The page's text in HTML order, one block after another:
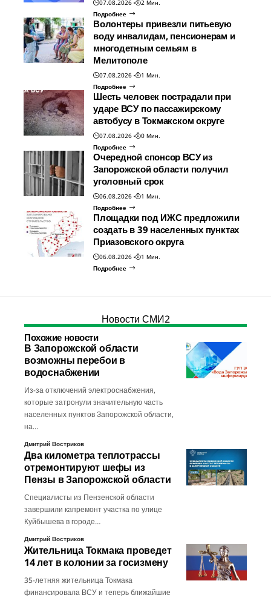
07.08.2026
2 Мин.
Подробнее
Волонтеры привезли питьевую
воду инвалидам, пенсионерам и
многодетным семьям в
Мелитополе
07.08.2026
1 Мин.
Подробнее
Шесть человек пострадали при
ударе ВСУ по пассажирскому
автобусу в Токмакском округе
07.08.2026
0 Мин.
Подробнее
Очередной спонсор ВСУ из
Запорожской области получил
уголовный срок
06.08.2026
1 Мин.
Подробнее
Площадки под ИЖС предложили
создать в 39 населенных пунктах
Приазовского округа
06.08.2026
1 Мин.
Подробнее
Новости СМИ2
Похожие новости
В Запорожской области
возможны перебои в
водоснабжении
Из-за отключений электроснабжения,
которые затронули значительную часть
населенных пунктов Запорожской области,
на…
Дмитрий Востриков
Два километра теплотрассы
отремонтируют шефы из
Пензы в Запорожской области
Специалисты из Пензенской области
завершили капремонт участка по улице
Куйбышева в городе…
Дмитрий Востриков
Жительница Токмака проведет
14 лет в колонии за госизмену
35-летняя жительница Токмака
финансировала ВСУ и теперь ближайшие